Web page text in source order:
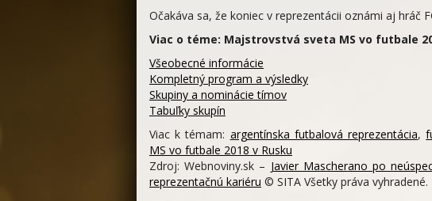
Očakáva sa, že koniec v reprezentácii oznámi aj hráč
Viac o téme: Majstrovstvá sveta MS vo futbale
Všeobecné informácie
Kompletný program a výsledky
Skupiny a nominácie tímov
Tabuľky skupín
Viac k témam: argentínska futbalová reprezentácia,
MS vo futbale 2018 v Rusku
Zdroj: Webnoviny.sk – Javier Mascherano po
reprezentačnú kariéru © SITA Všetky práva vyhradené.